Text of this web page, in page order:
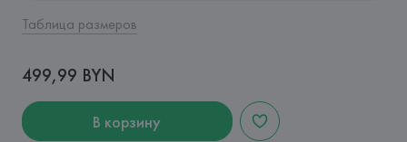
Таблица размеров
499,99 BYN
В корзину